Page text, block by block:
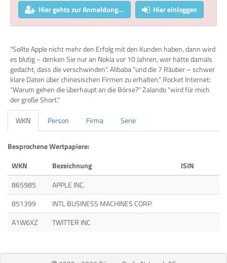
Hier gehts zur Anmeldung... Hier einloggen
"Sollte Apple nicht mehr den Erfolg mit den Kunden haben, dann wird
es blutig – denken Sie nur an Nokia vor 10 Jahren, wer hätte damals
gedacht, dass die verschwinden". Alibaba "und die 7 Räuber – schwer
klare Daten über chinesischen Firmen zu erhalten." Rocket Internet:
"Warum gehen die überhaupt an die Börse?" Zalando "wird für mich
der große Short."
WKN
Person Firma Serie
Besprochene Wertpapiere:
WKN
Bezeichnung
ISIN
865985
APPLE INC.
851399
INTL BUSINESS MACHINES CORP.
A1W6XZ
TWITTER INC